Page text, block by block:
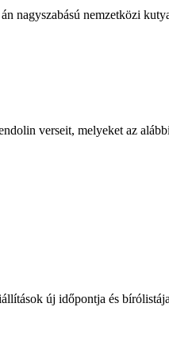
nagyszabású nemzetközi
verseit, melyeket az
új időpontja és